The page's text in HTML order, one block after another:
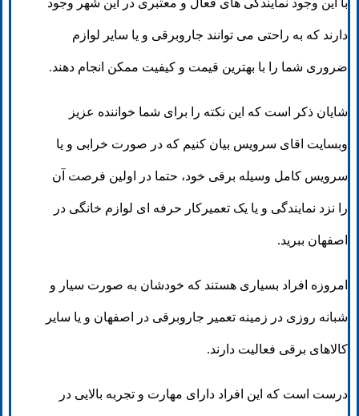
با این وجود نمایندگی های فعال و معتبری در این شهر وجود
دارند که به راحتی می توانند جاروبرقی و یا سایر لوازم
ضروری شما را با بهترین قیمت و کیفیت ممکن انجام دهند.
شایان ذکر است که این نکته را برای شما خواننده عزیز
وبسایت اقای سرویس بیان کنیم که در صورت خرابی و یا
سرویس کامل وسیله برقی خود، حتما در اولین فرصت آن
را نزد نمایندگی و یا یک تعمیرکار حرفه ای لوازم خانگی در
اصفهان ببرید.
امروزه افراد بسیاری هستند که خودشان به صورت سیار و
شبانه روزی در زمینه تعمیر جاروبرقی در اصفهان و یا سایر
کالاهای برقی فعالیت دارند.
درست است که این افراد دارای مهارت و تجربه بالایی در